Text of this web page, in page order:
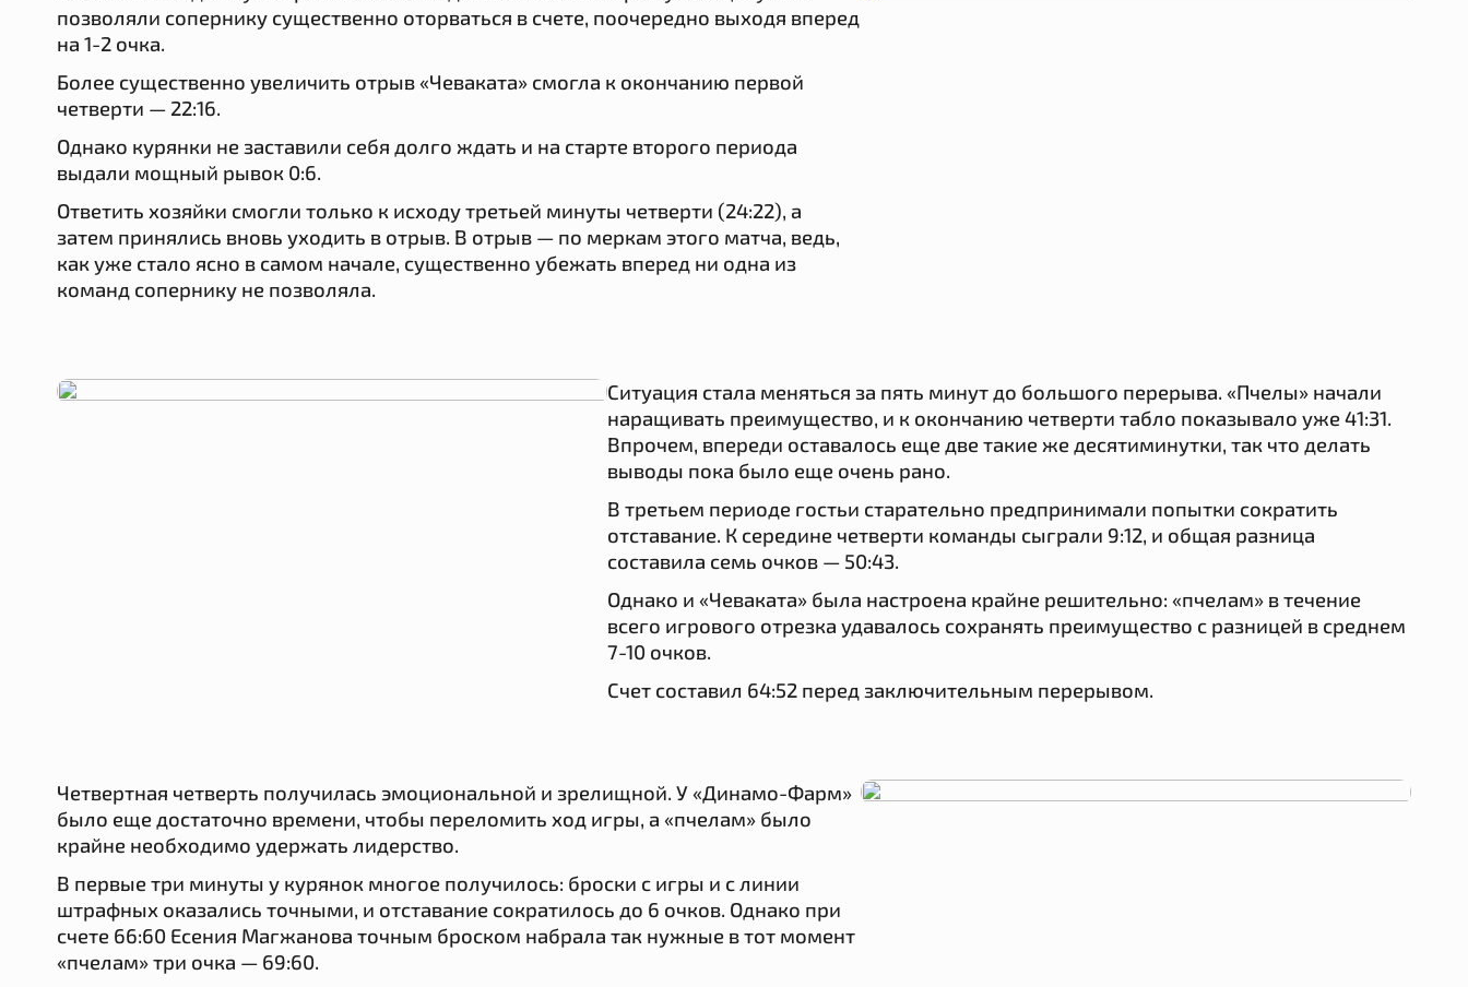
позволяли сопернику существенно оторваться в счете, поочередно выходя вперед
на 1-2 очка.
Более существенно увеличить отрыв «Чеваката» смогла к окончанию первой
четверти — 22:16.
Однако курянки не заставили себя долго ждать и на старте второго периода
выдали мощный рывок 0:6.
Ответить хозяйки смогли только к исходу третьей минуты четверти (24:22), а
затем принялись вновь уходить в отрыв. В отрыв — по меркам этого матча, ведь,
как уже стало ясно в самом начале, существенно убежать вперед ни одна из
команд сопернику не позволяла.
Ситуация стала меняться за пять минут до большого перерыва. «Пчелы» начали
наращивать преимущество, и к окончанию четверти табло показывало уже 41:31.
Впрочем, впереди оставалось еще две такие же десятиминутки, так что делать
выводы пока было еще очень рано.
В третьем периоде гостьи старательно предпринимали попытки сократить
отставание. К середине четверти команды сыграли 9:12, и общая разница
составила семь очков — 50:43.
Однако и «Чеваката» была настроена крайне решительно: «пчелам» в течение
всего игрового отрезка удавалось сохранять преимущество с разницей в среднем
7-10 очков.
Счет составил 64:52 перед заключительным перерывом.
Четвертная четверть получилась эмоциональной и зрелищной. У «Динамо-Фарм»
было еще достаточно времени, чтобы переломить ход игры, а «пчелам» было
крайне необходимо удержать лидерство.
В первые три минуты у курянок многое получилось: броски с игры и с линии
штрафных оказались точными, и отставание сократилось до 6 очков. Однако при
счете 66:60 Есения Магжанова точным броском набрала так нужные в тот момент
«пчелам» три очка — 69:60.